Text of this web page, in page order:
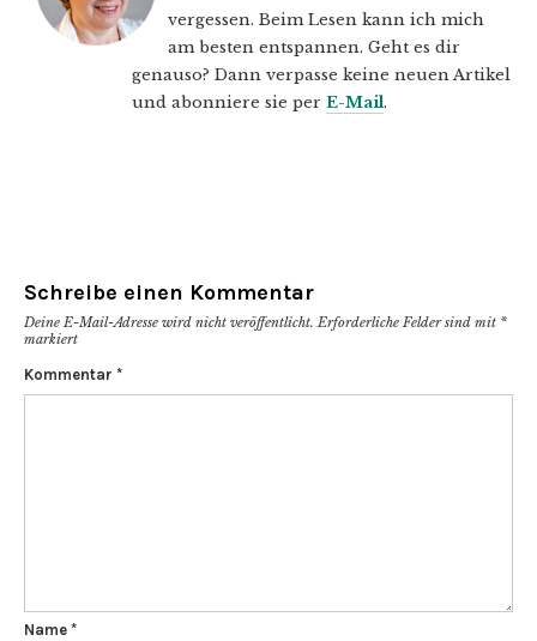
vergessen. Beim Lesen kann ich mich
am besten entspannen. Geht es dir
genauso? Dann verpasse keine neuen Artikel
und abonniere sie per E-Mail.
Schreibe einen Kommentar
Deine E-Mail-Adresse wird nicht veröffentlicht. Erforderliche Felder sind mit *
markiert
Kommentar *
Name *